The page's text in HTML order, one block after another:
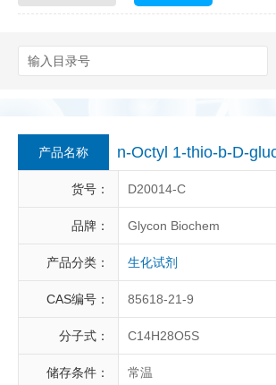
Berry & Associates
LGC Maine
Abbexa
产品名称 n-Octyl 1-thio-b-D-
货号： D20014-C
品牌： Glycon Biochem
产品分类： 生化试剂
CAS编号： 85618-21-9
分子式： C14H28O5S
储存条件： 常温